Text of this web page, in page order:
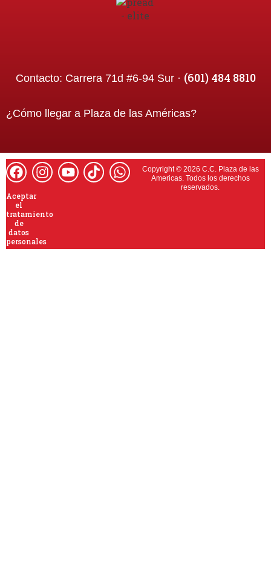
Contacto: Carrera 71d #6-94 Sur · (601) 484 8810
¿Cómo llegar a Plaza de las Américas?
Copyright © 2026 C.C. Plaza de las
Americas. Todos los derechos
reservados.
Aceptar
el
tratamiento
de
datos
personales